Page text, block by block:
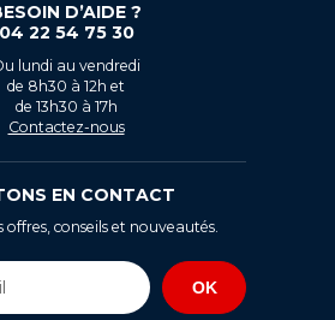
D’AIDE ?
04 22 54 75 30
lundi au vendredi
de 8h30 à 12h et
de 13h30 à 17h
Contactez-nous
EN CONTACT
offres, conseils et nouveautés.